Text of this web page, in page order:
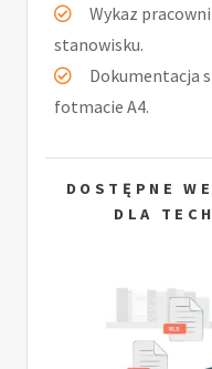
Wykaz
stanowisku.
Dokumentacja
fotmacie A4.
DOSTĘPNE
DLA